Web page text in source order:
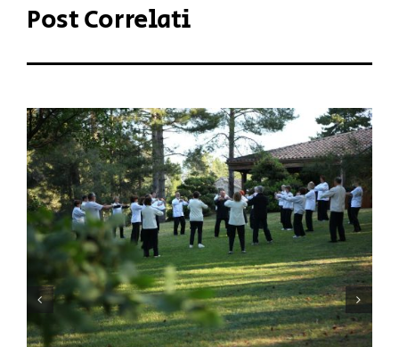
Post Correlati